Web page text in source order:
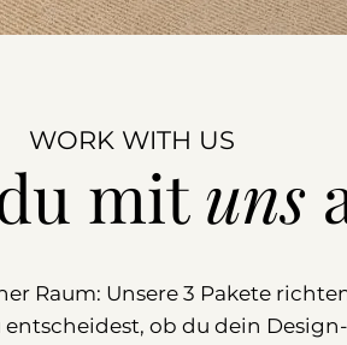
WORK WITH US
mituns
Raum: Unsere 3 Pakete
ob du dein